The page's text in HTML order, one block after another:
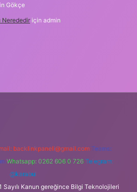
Gökçe
Nerededir için admin
backlinkpaneli@gmail.com Teams:
Whatsapp: 0262 606 0 726 Telegram:
@karabul
Sayılı Kanun gereğince Bilgi Teknolojileri